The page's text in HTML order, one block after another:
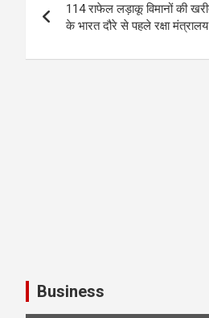
navigation
114 राफेल लड़ाकू विमानों की
के भारत दौरे से पहले रक्षा मंत्रालय
Business